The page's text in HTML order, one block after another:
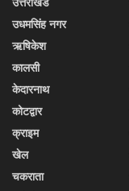
उत्तराखंड
उधमसिंह नगर
ऋषिकेश
कालसी
केदारनाथ
कोटद्वार
क्राइम
खेल
चकराता